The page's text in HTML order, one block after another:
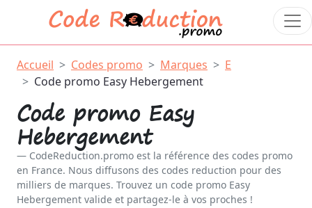
Accueil Codes promo Marques
E
Code promo Easy Hebergement
Code promo Easy
Hebergement
CodeReduction.promo est la référence des codes promo
en France. Nous diffusons des codes reduction pour des
milliers de marques. Trouvez un code promo Easy
Hebergement valide et partagez-le à vos proches !